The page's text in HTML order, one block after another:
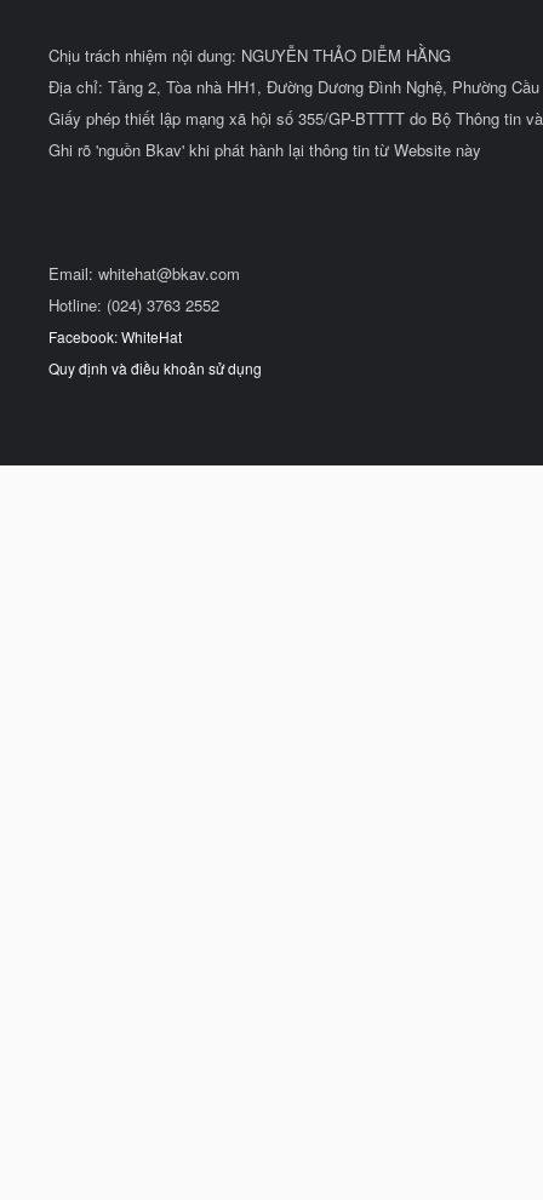
Chịu trách nhiệm nội dung: NGUYỄN THẢO DIỄM HẰNG
Địa chỉ: Tầng 2, Tòa nhà HH1, Đường Dương Đình Nghệ, Phường
Giấy phép thiết lập mạng xã hội số 355/GP-BTTTT do Bộ Thông tin
Ghi rõ 'nguồn Bkav' khi phát hành lại thông tin từ Website này
Email: whitehat@bkav.com
Hotline: (024) 3763 2552
Facebook: WhiteHat
Quy định và điều khoản sử dụng